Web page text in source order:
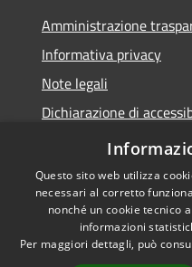
Amministrazione
Informativa privacy
Note legali
Dichiarazione di
Link app municipium
Accessibilità
Questo sito web utilizza
necessari al corretto
nonché un cookie tecnico
informazioni
Per maggiori dettagli, può